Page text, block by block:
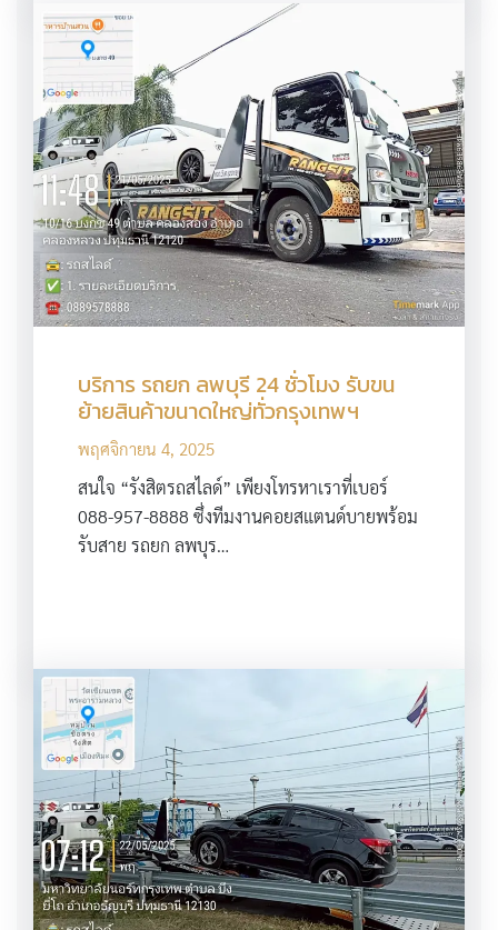
บริการ รถยก ลพบุรี 24 ชั่วโมง รับขน
ย้ายสินค้าขนาดใหญ่ทั่วกรุงเทพฯ
พฤศจิกายน 4, 2025
สนใจ “รังสิตรถสไลด์” เพียงโทรหาเราที่เบอร์
088-957-8888 ซึ่งทีมงานคอยสแตนด์บายพร้อม
รับสาย รถยก ลพบุร…